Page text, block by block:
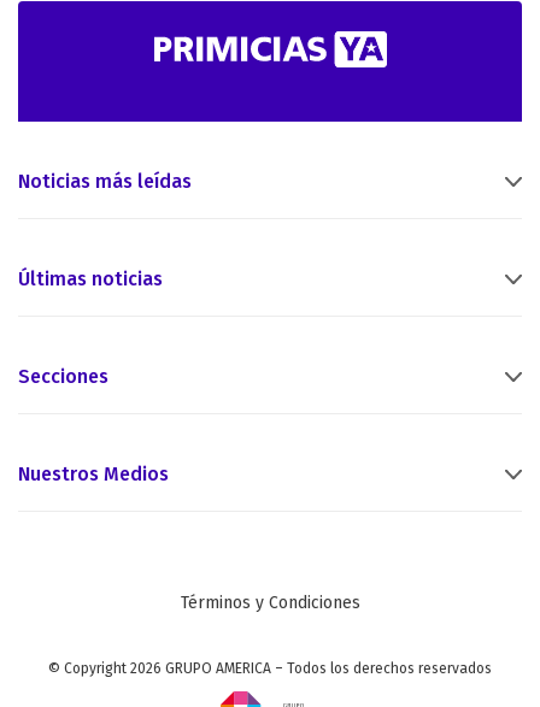
Noticias más leídas
Últimas noticias
Secciones
Nuestros Medios
Términos y Condiciones
© Copyright 2026 GRUPO AMERICA – Todos los derechos reservados